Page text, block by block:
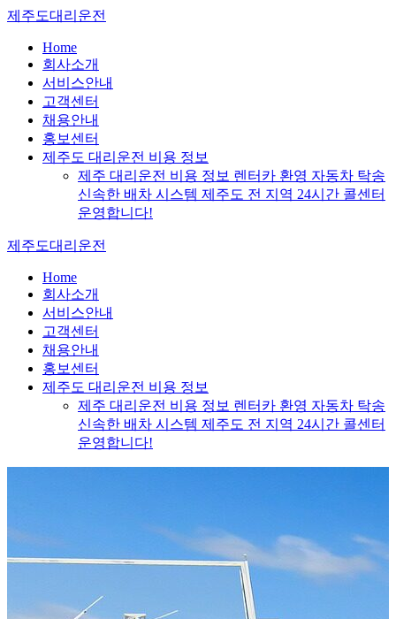
Skip
content
제주도대리운전
Home
회사소개
서비스안내
고객센터
채용안내
홍보센터
제주도 대리운전 비용 정보
제주 대리운전 비용 정보 렌터카 환영 자동차 탁송
신속한 배차 시스템 제주도 전 지역 24시간 콜센터
운영합니다!
제주도대리운전
Home
회사소개
서비스안내
고객센터
채용안내
홍보센터
제주도 대리운전 비용 정보
제주 대리운전 비용 정보 렌터카 환영 자동차 탁송
신속한 배차 시스템 제주도 전 지역 24시간 콜센터
운영합니다!